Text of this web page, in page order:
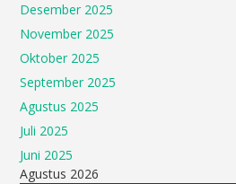
Desember 2025
November 2025
Oktober 2025
September 2025
Agustus 2025
Juli 2025
Juni 2025
Agustus 2026